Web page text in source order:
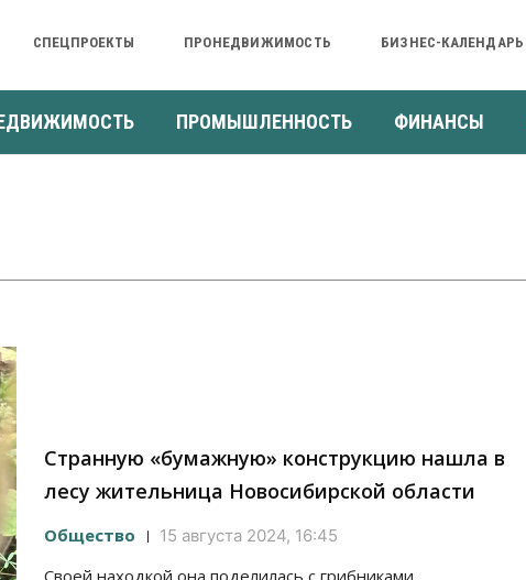
СПЕЦПРОЕКТЫ ПРОНЕДВИЖИМОСТЬ БИЗНЕС-КАЛЕНДАРЬ
ПРОМЫШЛЕННОСТЬ ФИНАНСЫ
Странную «бумажную» конструкцию нашла в
лесу жительница Новосибирской области
Общество 15 августа 2024, 16:45